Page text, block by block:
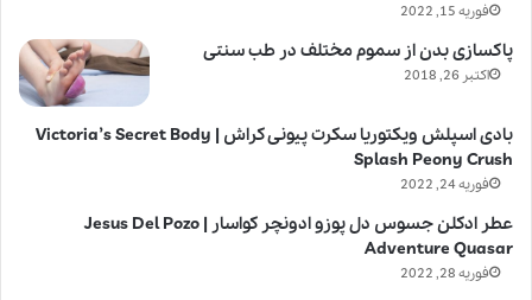
فوریه 15, 2022
پاکسازی بدن از سموم مختلف در طب سنتی
اکتبر 26, 2018
بادی اسپلش ویکتوریا سکرت پیونی کراش | Victoria’s Secret Body
Splash Peony Crush
فوریه 24, 2022
عطر ادکلن جسوس دل پوزو ادونچر کواسار | Jesus Del Pozo
Adventure Quasar
فوریه 28, 2022